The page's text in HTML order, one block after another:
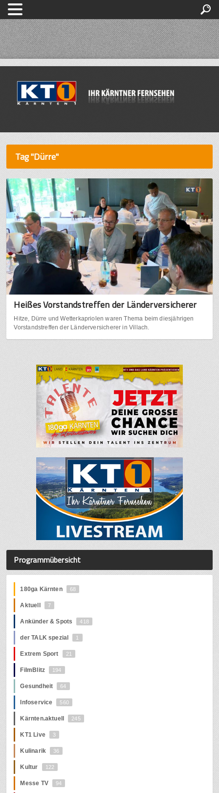
Tag "Dürre"
Heißes Vorstandstreffen der Länderversicherer
Hitze, Dürre und Wetterkapriolen waren Thema beim diesjährigen
Vorstandstreffen der Länderversicherer in Villach.
Programmübersicht
180ga Kärnten 68
Aktuell 7
Ankünder & Spots 418
der TALK spezial 1
Extrem Sport 21
FilmBlitz 194
Gesundheit 64
Infoservice 560
Kärnten.aktuell 245
KT1 Live 3
Kulinarik 36
Kultur 122
Messe TV 94